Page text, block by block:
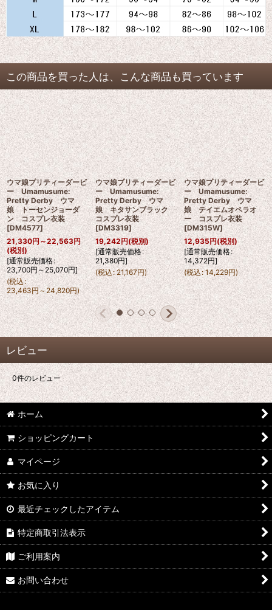
この商品を買った人は、こんな商品も買っています
ウマ娘プリティーダービ
ー Umamusume:
Pretty Derby ウマ
娘 トーセンジョーダ
ン コスプレ衣装
[DM4577]
21,330円～22,563円
(税別)
[通常販売価格:
23,700円～25,070円]
(税込:
23,463円～24,820円)
ウマ娘プリティーダービ
ー Umamusume:
Pretty Derby ウマ
娘 キタサンブラック
コスプレ衣装
[DM3319]
19,242円(税別)
[通常販売価格:
21,380円]
(税込: 21,167円)
ウマ娘プリティーダービ
ー Umamusume:
Pretty Derby ウマ
娘 テイエムオペラオ
ー コスプレ衣装
[DM315W]
12,935円(税別)
[通常販売価格:
14,372円]
(税込: 14,229円)
レビュー
0件のレビュー
ホーム
ショッピングカート
マイページ
お気に入り
最近チェックしたアイテム
特定商取引法表示
ご利用案内
お問い合わせ